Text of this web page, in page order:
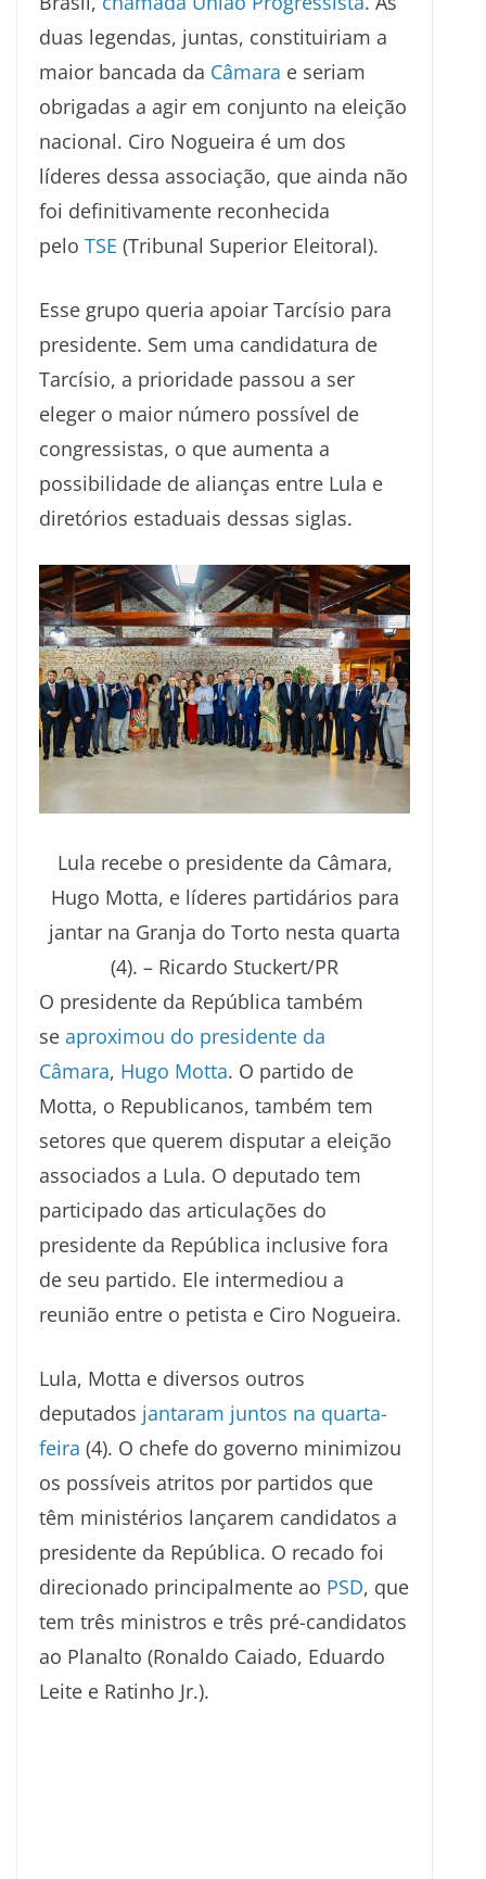
duas legendas, juntas, constituiriam a
maior bancada da Câmara e seriam
obrigadas a agir em conjunto na eleição
nacional. Ciro Nogueira é um dos
líderes dessa associação, que ainda não
foi definitivamente reconhecida
pelo TSE (Tribunal Superior Eleitoral).
Esse grupo queria apoiar Tarcísio para
presidente. Sem uma candidatura de
Tarcísio, a prioridade passou a ser
eleger o maior número possível de
congressistas, o que aumenta a
possibilidade de alianças entre Lula e
diretórios estaduais dessas siglas.
Lula recebe o presidente da Câmara,
Hugo Motta, e líderes partidários para
jantar na Granja do Torto nesta quarta
(4). – Ricardo Stuckert/PR
O presidente da República também
se aproximou do presidente da
Câmara, Hugo Motta. O partido de
Motta, o Republicanos, também tem
setores que querem disputar a eleição
associados a Lula. O deputado tem
participado das articulações do
presidente da República inclusive fora
de seu partido. Ele intermediou a
reunião entre o petista e Ciro Nogueira.
Lula, Motta e diversos outros
deputados jantaram juntos na quarta-
feira (4). O chefe do governo minimizou
os possíveis atritos por partidos que
têm ministérios lançarem candidatos a
presidente da República. O recado foi
direcionado principalmente ao PSD, que
tem três ministros e três pré-candidatos
ao Planalto (Ronaldo Caiado, Eduardo
Leite e Ratinho Jr.).